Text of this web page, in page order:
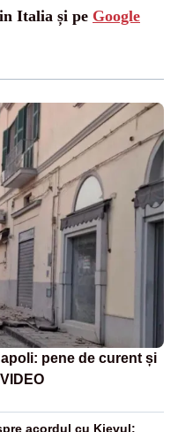
Italia și pe Google
pene de curent și
acordul cu Kievul: